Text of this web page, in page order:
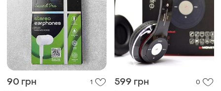
90 грн 1 599 грн 0